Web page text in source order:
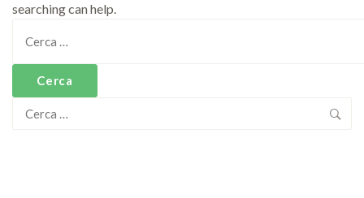
searching can help.
per:
Ricerca